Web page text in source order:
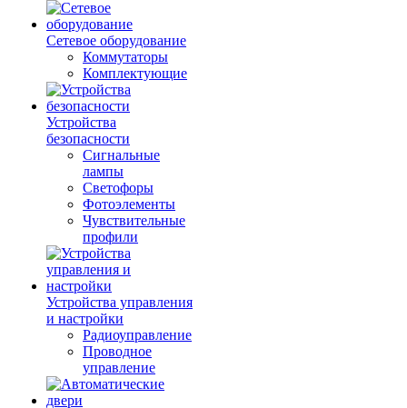
Сетевое оборудование
Коммутаторы
Комплектующие
Устройства
безопасности
Сигнальные
лампы
Светофоры
Фотоэлементы
Чувствительные
профили
Устройства управления
и настройки
Радиоуправление
Проводное
управление